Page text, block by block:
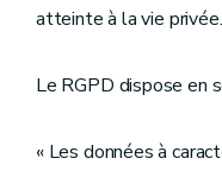
atteinte à la vie privée.
Le RGPD dispose en
« Les données à